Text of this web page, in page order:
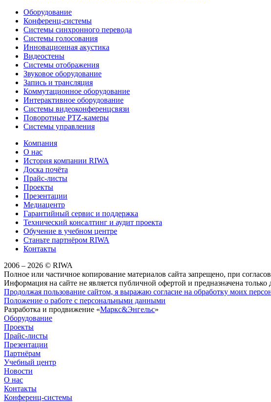
Оборудование
Конференц-системы
Системы синхронного перевода
Системы голосования
Инновационная акустика
Видеостены
Системы отображения
Звуковое оборудование
Запись и трансляция
Коммутационное оборудование
Интерактивное оборудование
Системы видеоконференцсвязи
Поворотные PTZ-камеры
Системы управления
Компания
О нас
История компании RIWA
Доска почёта
Прайс-листы
Проекты
Презентации
Медиацентр
Гарантийный сервис и поддержка
Технический консалтинг и аудит проекта
Обучение в учебном центре
Станьте партнёром RIWA
Контакты
2006 – 2026 © RIWA
Полное или частичное копирование материалов сайта запрещено, при
Информация на сайте не является публичной офертой и предназначена только
Продолжая пользование сайтом, я выражаю согласие на обработку моих
Положение о работе с персональными данными
Разработка и продвижение «Маркс&Энгельс»
Оборудование
Проекты
Прайс-листы
Презентации
Партнёрам
Учебный центр
Новости
О нас
Контакты
Конференц-системы